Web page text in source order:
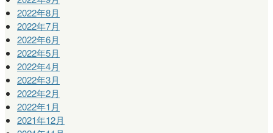
2022年8月
2022年7月
2022年6月
2022年5月
2022年4月
2022年3月
2022年2月
2022年1月
2021年12月